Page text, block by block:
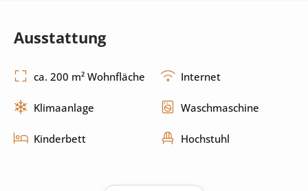
Ausstattung
ca. 200 m² Wohnfläche Internet
Klimaanlage Waschmaschine
Kinderbett Hochstuhl